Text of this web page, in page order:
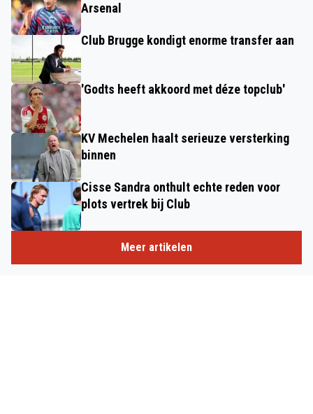
Arsenal
Club Brugge kondigt enorme transfer aan
'Godts heeft akkoord met déze topclub'
KV Mechelen haalt serieuze versterking
binnen
Cisse Sandra onthult echte reden voor
plots vertrek bij Club
Meer artikelen